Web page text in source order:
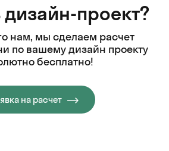
дизайн-проект?
нам, мы сделаем расчет
по вашему дизайн проекту
бесплатно!
на расчет